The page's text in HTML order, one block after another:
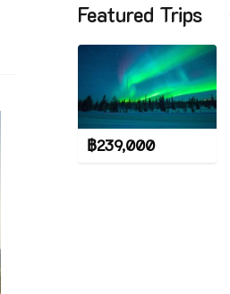
Featured Trips
฿239,000